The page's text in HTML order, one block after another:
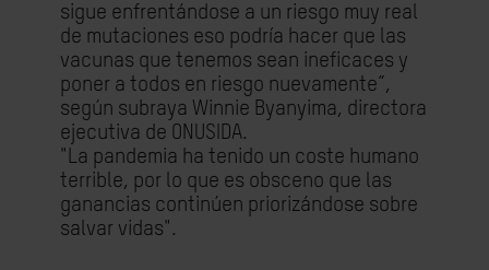
sigue enfrentándose a un riesgo muy real
de mutaciones eso podría hacer que las
vacunas que tenemos sean ineficaces y
poner a todos en riesgo nuevamente”,
según subraya Winnie Byanyima, directora
ejecutiva de ONUSIDA.
"La pandemia ha tenido un coste humano
terrible, por lo que es obsceno que las
ganancias continúen priorizándose sobre
salvar vidas".